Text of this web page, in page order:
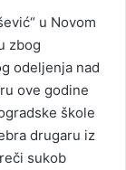
u Novom
zbog
odeljenja nad
ove godine
škole
drugaru iz
sukob